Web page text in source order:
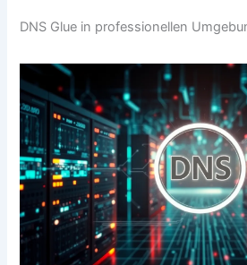
DNS Glue in professionellen